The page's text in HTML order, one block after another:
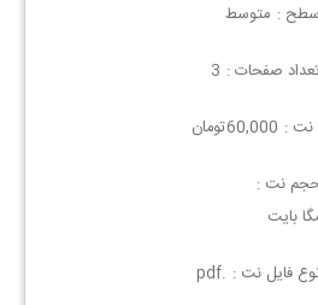
سطح : متوسط
تعداد صفحات : 3
نت : 60,000تومان
نت :
فایل نت : .pdf